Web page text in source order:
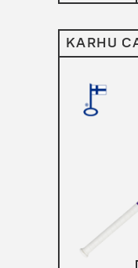
KARHU